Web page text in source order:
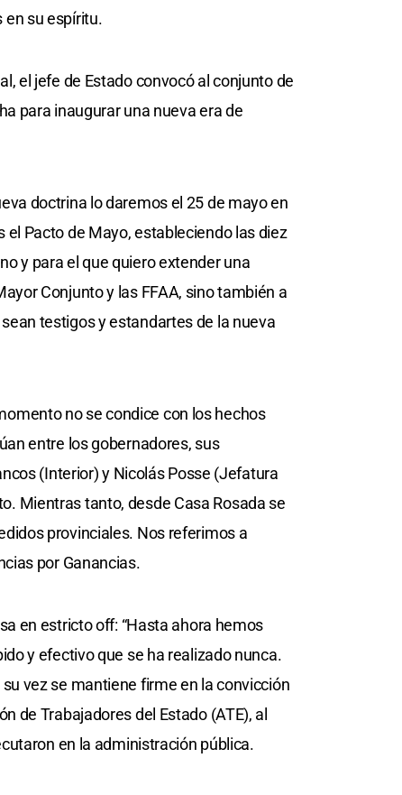
en su espíritu.
el jefe de Estado convocó al conjunto de
para inaugurar una nueva era de
doctrina lo daremos el 25 de mayo en
el Pacto de Mayo, estableciendo las diez
y para el que quiero extender una
Conjunto y las FFAA, sino también a
testigos y estandartes de la nueva
no se condice con los hechos
entre los gobernadores, sus
(Interior) y Nicolás Posse (Jefatura
Mientras tanto, desde Casa Rosada se
provinciales. Nos referimos a
por Ganancias.
en estricto off: “Hasta ahora hemos
y efectivo que se ha realizado nunca.
vez se mantiene firme en la convicción
de Trabajadores del Estado (ATE), al
en la administración pública.